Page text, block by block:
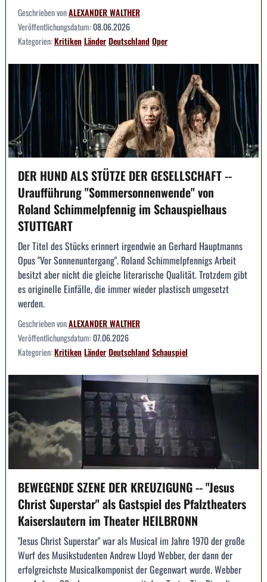
Geschrieben vonALEXANDER WALTHER
Veröffentlichungsdatum:08.06.2026
Kategorien:KritikenLänderDeutschlandOper
DER HUND ALS STÜTZE DER GESELLSCHAFT --
Uraufführung "Sommersonnenwende" von
Roland Schimmelpfennig im Schauspielhaus
STUTTGART
Der Titel des Stücks erinnert irgendwie an Gerhard Hauptmanns
Opus "Vor Sonnenuntergang". Roland Schimmelpfennigs Arbeit
besitzt aber nicht die gleiche literarische Qualität. Trotzdem gibt
es originelle Einfälle, die immer wieder plastisch umgesetzt
werden.
Geschrieben vonALEXANDER WALTHER
Veröffentlichungsdatum:07.06.2026
Kategorien:KritikenLänderDeutschlandSchauspiel
BEWEGENDE SZENE DER KREUZIGUNG -- "Jesus
Christ Superstar" als Gastspiel des Pfalztheaters
Kaiserslautern im Theater HEILBRONN
"Jesus Christ Superstar" war als Musical im Jahre 1970 der große
Wurf des Musikstudenten Andrew Lloyd Webber, der dann der
erfolgreichste Musicalkomponist der Gegenwart wurde. Webber